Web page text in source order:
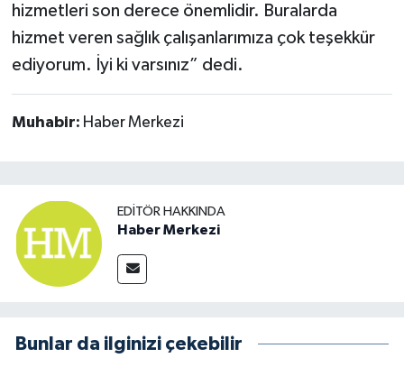
hizmetleri son derece önemlidir. Buralarda
hizmet veren sağlık çalışanlarımıza çok teşekkür
ediyorum. İyi ki varsınız” dedi.
Muhabir: Haber Merkezi
EDITÖR HAKKINDA
Haber Merkezi
Bunlar da ilginizi çekebilir